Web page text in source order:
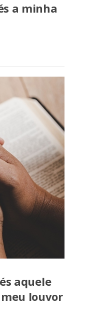
a minha
aquele
louvor